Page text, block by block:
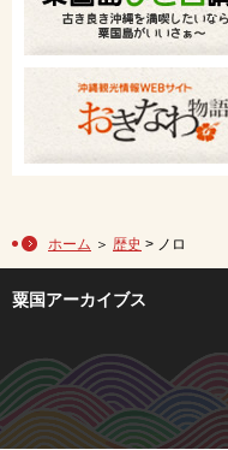
ホーム ＞ 歴史 > ノロ
粟国アーカイブス